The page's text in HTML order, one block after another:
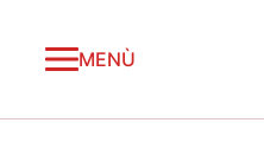
MENÙ